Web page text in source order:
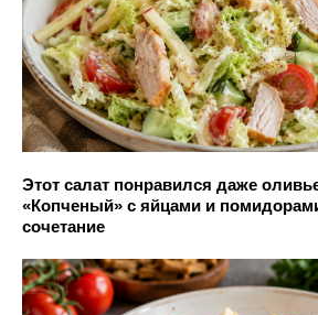
Этот салат понравился даже
«Копченый» с яйцами и
сочетание